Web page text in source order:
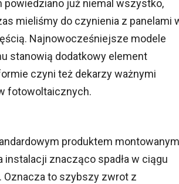
powiedziano już niemal wszystko,
mieliśmy do czynienia z panelami
Najnowocześniejsze modele
stanowią dodatkowy element
czyni też dekarzy ważnymi
fotowoltaicznych.
produktem montowanym
znacząco spadła w ciągu
Oznacza to szybszy zwrot z